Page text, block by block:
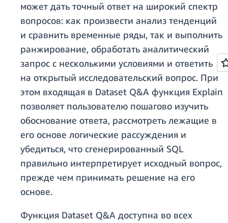
может дать точный ответ на широкий спектр
вопросов: как произвести анализ тенденций
и сравнить временные ряды, так и выполнить
ранжирование, обработать аналитический
запрос с несколькими условиями и ответить
на открытый исследовательский вопрос. При
этом входящая в Dataset Q&A функция Explain
позволяет пользователю пошагово изучить
обоснование ответа, рассмотреть лежащие в
его основе логические рассуждения и
убедиться, что сгенерированный SQL
правильно интерпретирует исходный вопрос,
прежде чем принимать решение на его
основе.
Функция Dataset Q&A доступна во всех